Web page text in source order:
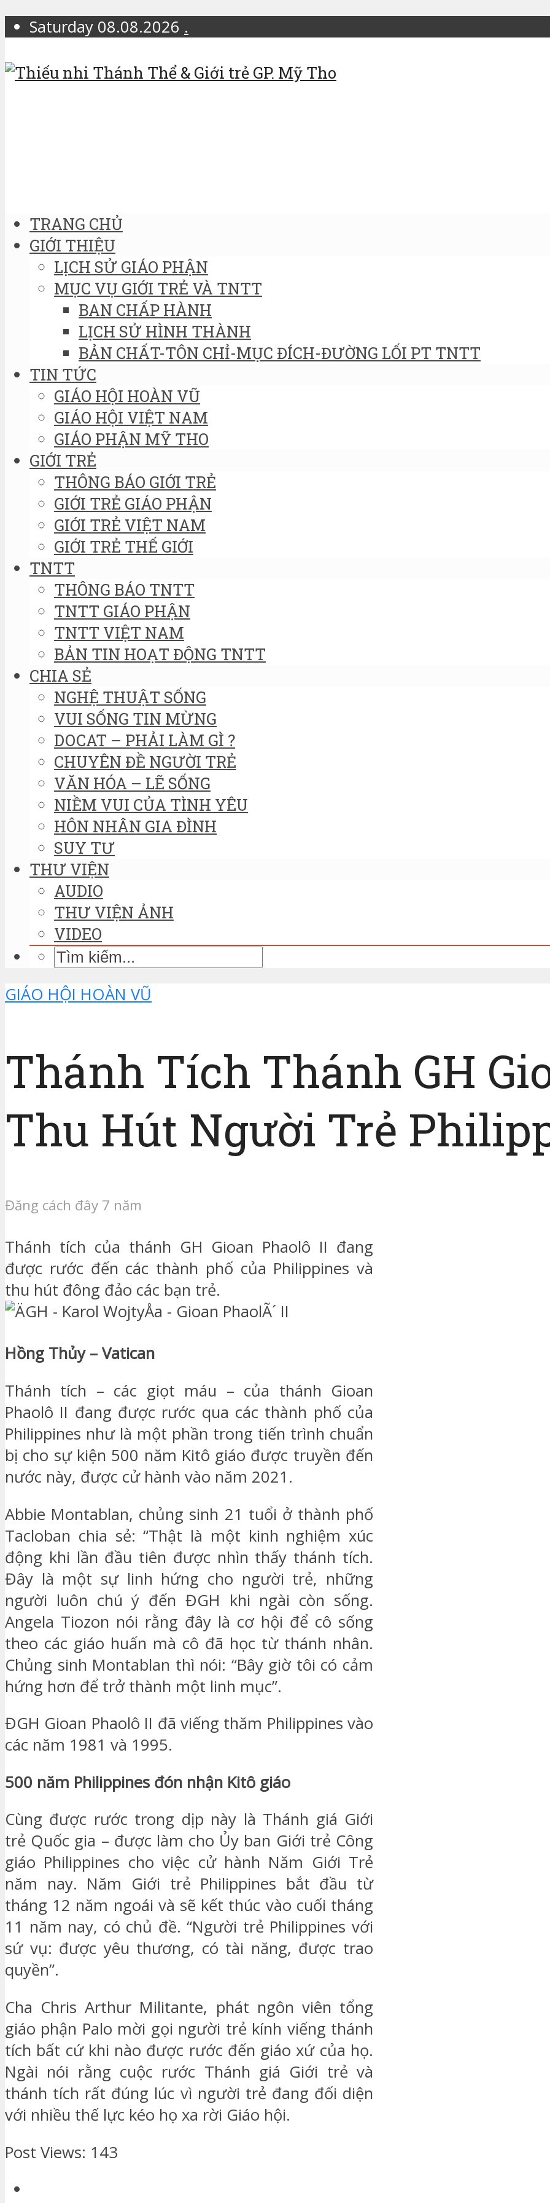
Saturday 08.08.2026 .
TRANG CHỦ
GIỚI THIỆU
LỊCH SỬ GIÁO PHẬN
MỤC VỤ GIỚI TRẺ VÀ TNTT
BAN CHẤP HÀNH
LỊCH SỬ HÌNH THÀNH
BẢN CHẤT-TÔN CHỈ-MỤC ĐÍCH-ĐƯỜNG LỐI PT TNTT
TIN TỨC
GIÁO HỘI HOÀN VŨ
GIÁO HỘI VIỆT NAM
GIÁO PHẬN MỸ THO
GIỚI TRẺ
THÔNG BÁO GIỚI TRẺ
GIỚI TRẺ GIÁO PHẬN
GIỚI TRẺ VIỆT NAM
GIỚI TRẺ THẾ GIỚI
TNTT
THÔNG BÁO TNTT
TNTT GIÁO PHẬN
TNTT VIỆT NAM
BẢN TIN HOẠT ĐỘNG TNTT
CHIA SẺ
NGHỆ THUẬT SỐNG
VUI SỐNG TIN MỪNG
DOCAT – PHẢI LÀM GÌ ?
CHUYÊN ĐỀ NGƯỜI TRẺ
VĂN HÓA – LẼ SỐNG
NIỀM VUI CỦA TÌNH YÊU
HÔN NHÂN GIA ĐÌNH
SUY TƯ
THƯ VIỆN
AUDIO
THƯ VIỆN ẢNH
VIDEO
GIÁO HỘI HOÀN VŨ
Thánh Tích Thánh GH
Thu Hút Người Trẻ
Đăng cách đây 7 năm
Thánh tích của thánh GH Gioan Phaolô II đang
được rước đến các thành phố của Philippines và
thu hút đông đảo các bạn trẻ.
Hồng Thủy – Vatican
Thánh tích – các giọt máu – của thánh Gioan
Phaolô II đang được rước qua các thành phố của
Philippines như là một phần trong tiến trình chuẩn
bị cho sự kiện 500 năm Kitô giáo được truyền đến
nước này, được cử hành vào năm 2021.
Abbie Montablan, chủng sinh 21 tuổi ở thành phố
Tacloban chia sẻ: “Thật là một kinh nghiệm xúc
động khi lần đầu tiên được nhìn thấy thánh tích.
Đây là một sự linh hứng cho người trẻ, những
người luôn chú ý đến ĐGH khi ngài còn sống.
Angela Tiozon nói rằng đây là cơ hội để cô sống
theo các giáo huấn mà cô đã học từ thánh nhân.
Chủng sinh Montablan thì nói: “Bây giờ tôi có cảm
hứng hơn để trở thành một linh mục”.
ĐGH Gioan Phaolô II đã viếng thăm Philippines vào
các năm 1981 và 1995.
500 năm Philippines đón nhận Kitô giáo
Cùng được rước trong dịp này là Thánh giá Giới
trẻ Quốc gia – được làm cho Ủy ban Giới trẻ Công
giáo Philippines cho việc cử hành Năm Giới Trẻ
năm nay. Năm Giới trẻ Philippines bắt đầu từ
tháng 12 năm ngoái và sẽ kết thúc vào cuối tháng
11 năm nay, có chủ đề. “Người trẻ Philippines với
sứ vụ: được yêu thương, có tài năng, được trao
quyền”.
Cha Chris Arthur Militante, phát ngôn viên tổng
giáo phận Palo mời gọi người trẻ kính viếng thánh
tích bất cứ khi nào được rước đến giáo xứ của họ.
Ngài nói rằng cuộc rước Thánh giá Giới trẻ và
thánh tích rất đúng lúc vì người trẻ đang đối diện
với nhiều thế lực kéo họ xa rời Giáo hội.
Post Views: 143